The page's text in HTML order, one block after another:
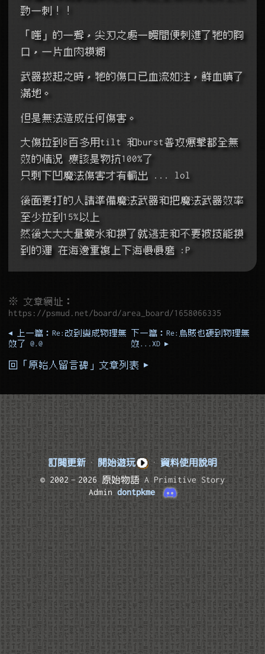
勁一刺！！
「嗤」的一聲，尖刃之處一瞬間便刺進了牠的胸
口，一片血肉模糊
武器拔起之時，牠的傷口已血流如注，鮮血噴了
滿地。
但是無法造成任何傷害。
大傷拉到8百多用tilt 和burst普攻爆擊都全無
效的情況 應該是物抗100%了
只剩下凹魔法傷害才有輸出 ... lol
後面要打的人請準備魔法武器和把魔法武器效率
至少拉到15%以上
然後大大大量藥水和摸了就逃走和不要被技能摸
到的運 在海邊重複上下海慢慢磨 :P
※ 文章網址：
https://psmud.net/board/area_board/1658066335
◂ 上一篇：Re:改到變成物理無
效了 @.@
下一篇：Re:烏賊也硬到物理無
效...XD ▸
回「原始人留言碑」文章列表 ▸
訂閱更新 · 開始遊玩 · 資料使用說明
© 2002–2026 原始物語A Primitive Story
Admin dontpkme